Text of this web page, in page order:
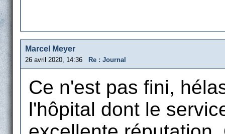
Marcel Meyer
26 avril 2020, 14:36 Re : Journal
Ce n'est pas fini,
l'hôpital dont le